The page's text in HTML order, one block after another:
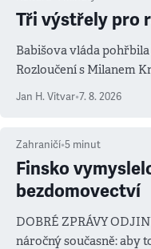
Tři výstřely pro
Babišova vláda
Rozloučení s Milanem
Jan H. Vitvar•7. 8. 2026
Zahraničí•5 minut
Finsko
bezdomovectví
DOBRÉ ZPRÁVY
náročný současně: aby